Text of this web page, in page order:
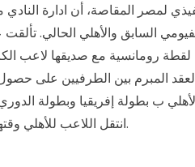
لمصر المقاصة، أن ادارة
السابق والأهلي الحالي. تألقت
رومانسية مع صديقها لاعب
ب بطولة إفريقيا وبطولة
انتقل اللاعب للأهلي وقتها مقابل 20 مليون جنيه.